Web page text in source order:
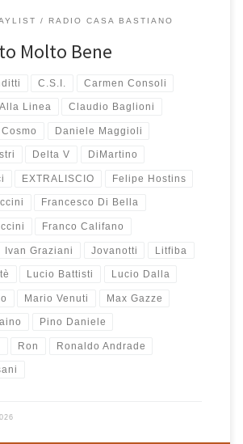
RADIO CASA BASTIANO
Molto Bene
C.S.I. Carmen Consoli
Linea Claudio Baglioni
Cosmo Daniele Maggioli
Delta V DiMartino
EXTRALISCIO Felipe Hostins
Francesco Di Bella
Franco Califano
Ivan Graziani Jovanotti Litfiba
Lucio Battisti Lucio Dalla
Mario Venuti Max Gazze
Pino Daniele
Ron Ronaldo Andrade